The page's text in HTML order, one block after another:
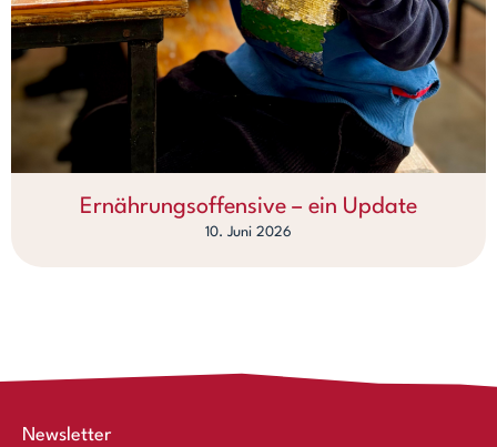
Ernährungsoffensive – ein Update
10. Juni 2026
Newsletter